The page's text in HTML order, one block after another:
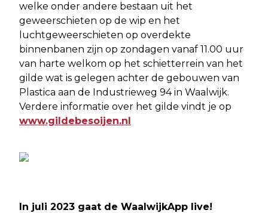
welke onder andere bestaan uit het
geweerschieten op de wip en het
luchtgeweerschieten op overdekte
binnenbanen zijn op zondagen vanaf 11.00 uur
van harte welkom op het schietterrein van het
gilde wat is gelegen achter de gebouwen van
Plastica aan de Industrieweg 94 in Waalwijk.
Verdere informatie over het gilde vindt je op
www.gildebesoijen.nl
In juli 2023 gaat de WaalwijkApp live!